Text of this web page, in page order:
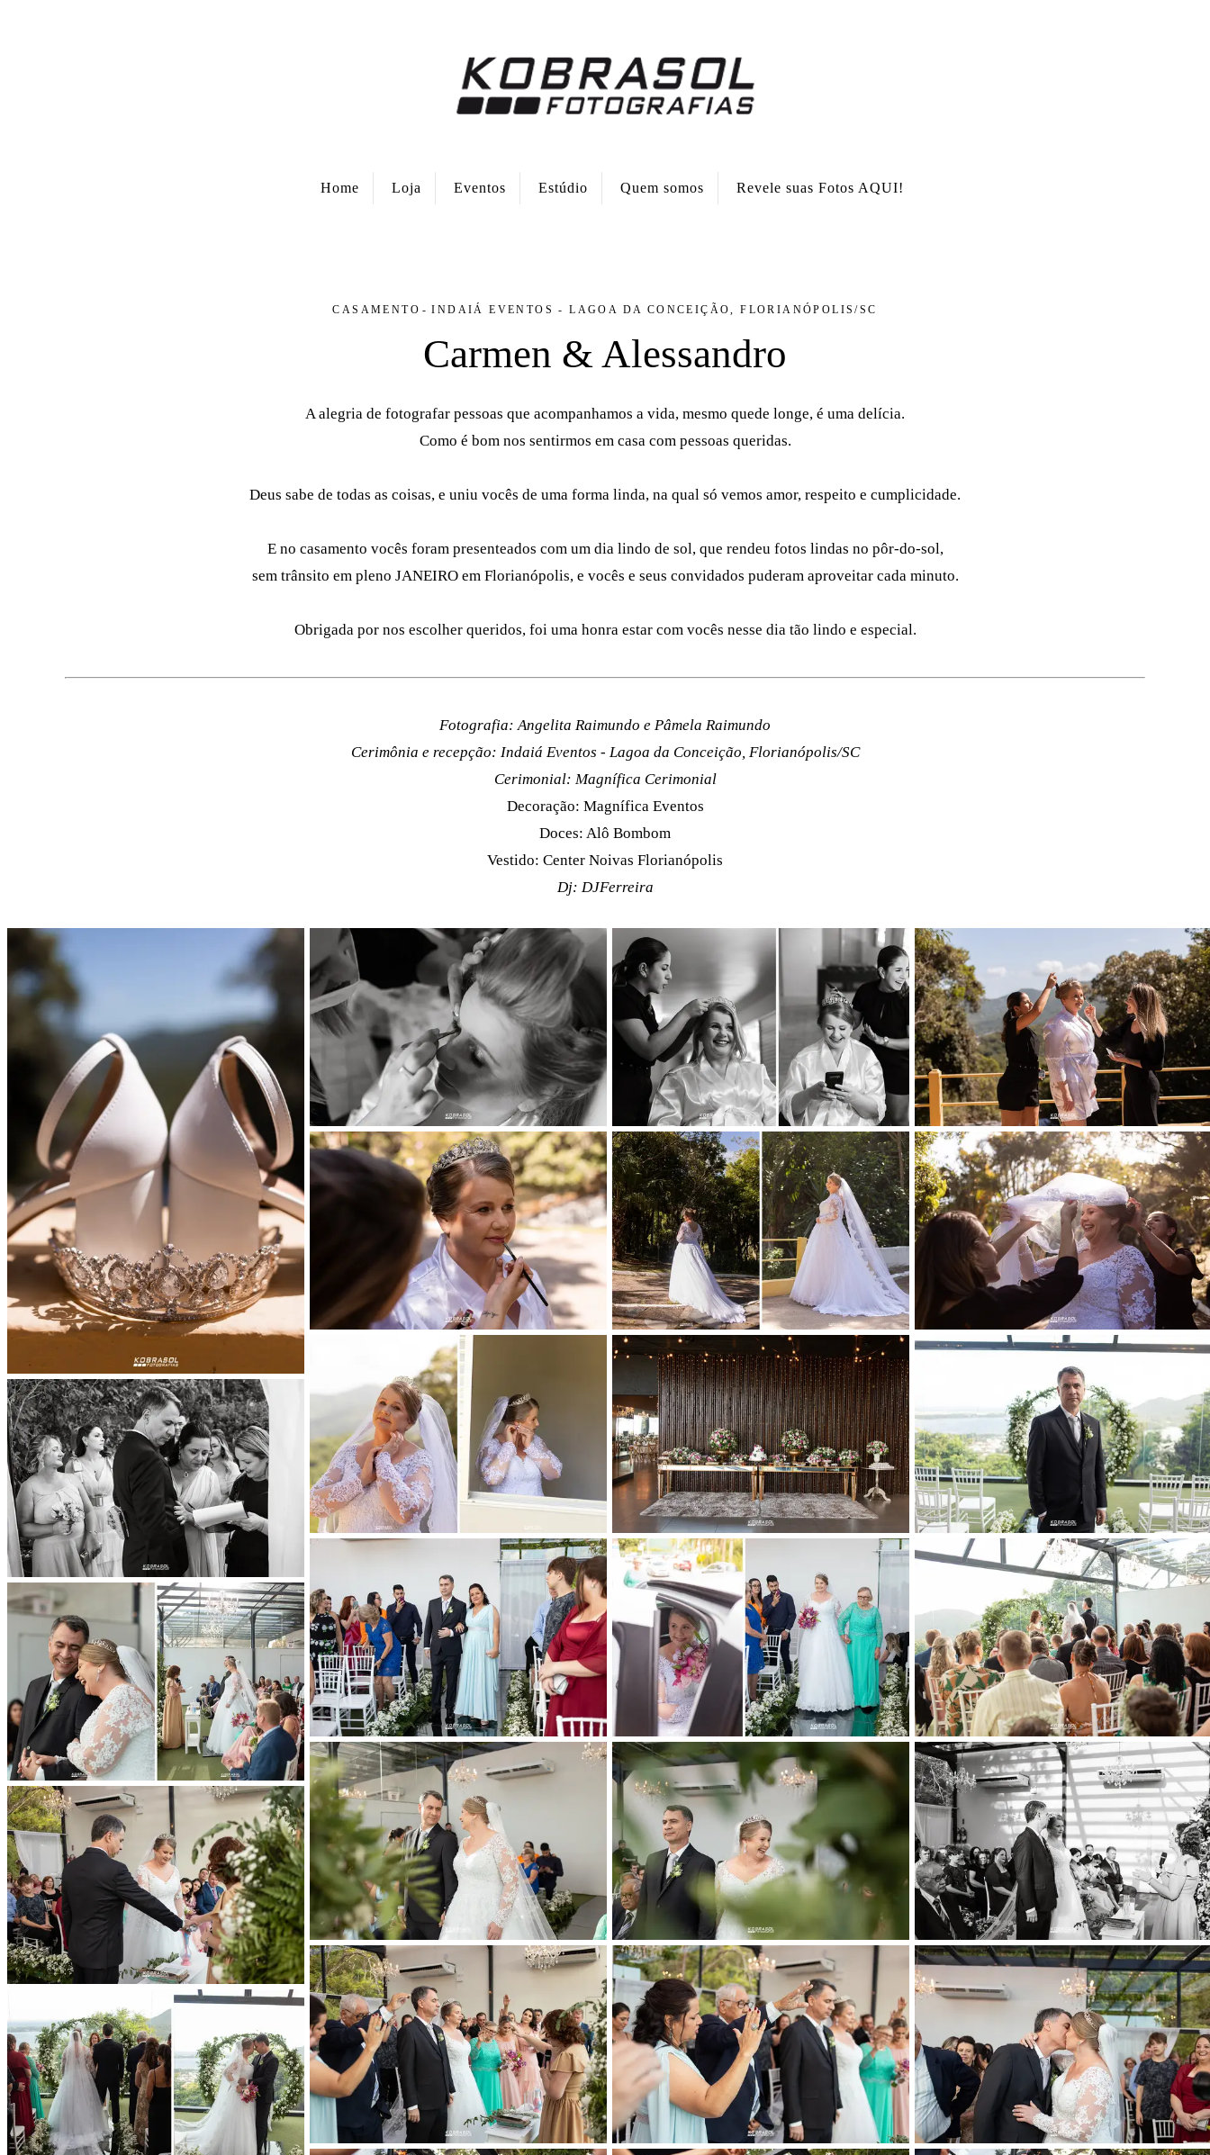
Home Loja Eventos Estúdio Quem somos Revele suas Fotos AQUI!
CASAMENTO INDAIÁ EVENTOS - LAGOA DA CONCEIÇÃO, FLORIANÓPOLIS/SC
Carmen & Alessandro
A alegria de fotografar pessoas que acompanhamos a vida, mesmo quede longe, é uma delícia.
Como é bom nos sentirmos em casa com pessoas queridas.
Deus sabe de todas as coisas, e uniu vocês de uma forma linda, na qual só vemos amor, respeito e cumplicidade.
E no casamento vocês foram presenteados com um dia lindo de sol, que rendeu fotos lindas no pôr-do-sol,
sem trânsito em pleno JANEIRO em Florianópolis, e vocês e seus convidados puderam aproveitar cada minuto.
Obrigada por nos escolher queridos, foi uma honra estar com vocês nesse dia tão lindo e especial.
Fotografia: Angelita Raimundo e Pâmela Raimundo
Cerimônia e recepção: Indaiá Eventos - Lagoa da Conceição, Florianópolis/SC
Cerimonial: Magnífica Cerimonial
Decoração: Magnífica Eventos
Doces: Alô Bombom
Vestido: Center Noivas Florianópolis
Dj: DJFerreira